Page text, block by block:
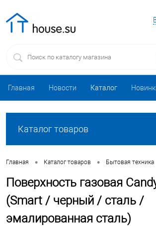
Главная Новости Каталог
Каталог товаров
Главная • Каталог товаров • Бытовая техника
Поверхность газовая
(Smart / черный / сталь /
эмалированная сталь)